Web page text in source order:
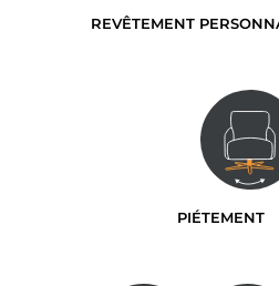
REVÊTEMENT
PIÉTEMENT